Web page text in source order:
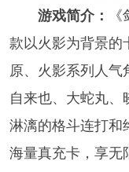
游戏简介：
款以火影为背景的
原、火影系列人气
自来也、大蛇丸、
淋漓的格斗连打和
海量真充卡，享无